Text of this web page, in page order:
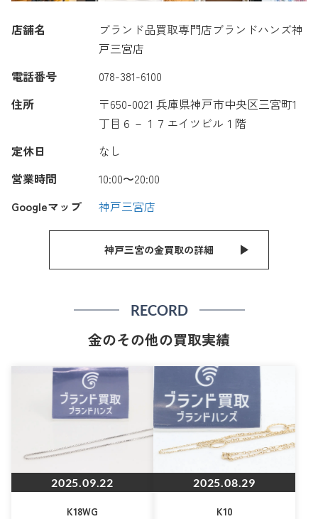
店舗名
ブランド品買取専門店ブランドハンズ神
戸三宮店
電話番号
078-381-6100
住所
〒650-0021 兵庫県神戸市中央区三宮町1
丁目６－１７エイツビル１階
定休日
なし
営業時間
10:00〜20:00
Googleマップ
神戸三宮店
神戸三宮の金買取の詳細
RECORD
金のその他の買取実績
2025.09.22
K18WG
2025.08.29
K10